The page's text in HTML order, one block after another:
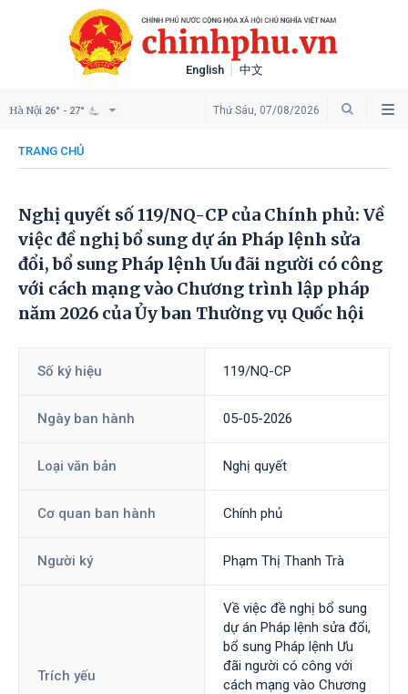
English 中文
Thứ Sáu, 07/08/2026
Hà Nội 26° - 27°
TRANG CHỦ
Nghị quyết số 119/NQ-CP của Chính phủ: Về
việc đề nghị bổ sung dự án Pháp lệnh sửa
đổi, bổ sung Pháp lệnh Ưu đãi người có công
với cách mạng vào Chương trình lập pháp
năm 2026 của Ủy ban Thường vụ Quốc hội
Số ký hiệu 119/NQ-CP
Ngày ban hành 05-05-2026
Loại văn bản Nghị quyết
Cơ quan ban hành Chính phủ
Người ký Phạm Thị Thanh Trà
Trích yếu
Về việc đề nghị bổ sung
dự án Pháp lệnh sửa đổi,
bổ sung Pháp lệnh Ưu
đãi người có công với
cách mạng vào Chương